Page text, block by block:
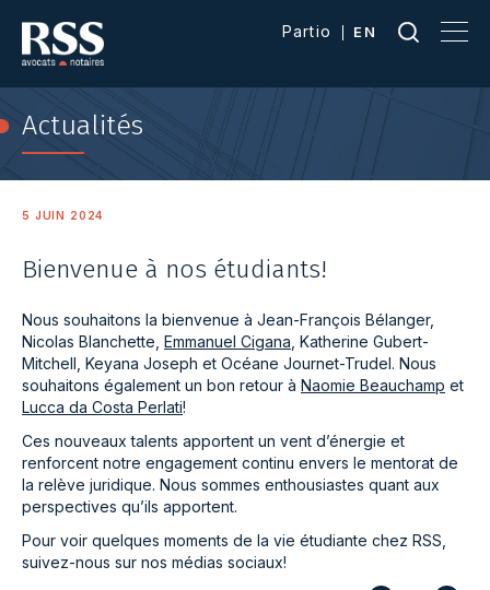
Partio EN
Actualités
5 JUIN 2024
Bienvenue à nos étudiants!
Nous souhaitons la bienvenue à Jean-François Bélanger,
Nicolas Blanchette, Emmanuel Cigana , Katherine Gubert-
Mitchell, Keyana Joseph et Océane Journet-Trudel. Nous
souhaitons également un bon retour à Naomie Beauchamp et
Lucca da Costa Perlati!
Ces nouveaux talents apportent un vent d’énergie et
renforcent notre engagement continu envers le mentorat de
la relève juridique. Nous sommes enthousiastes quant aux
perspectives qu’ils apportent.
Pour voir quelques moments de la vie étudiante chez RSS,
suivez-nous sur nos médias sociaux!